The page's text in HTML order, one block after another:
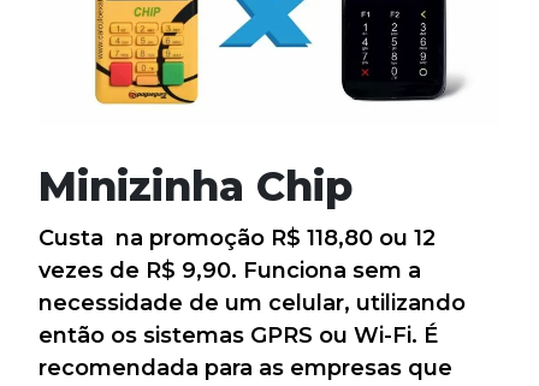
Minizinha Chip
Custa na promoção R$ 118,80 ou 12
vezes de R$ 9,90. Funciona sem a
necessidade de um celular, utilizando
então os sistemas GPRS ou Wi-Fi. É
recomendada para as empresas que